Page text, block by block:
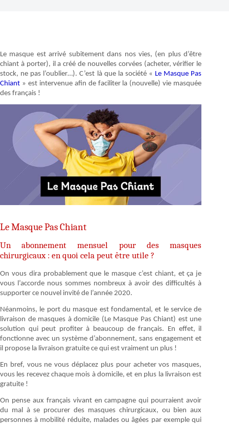
Le masque est arrivé subitement dans nos vies, (en plus d’être
chiant à porter), il a créé de nouvelles corvées (acheter, vérifier le
stock, ne pas l’oublier…). C’est là que la société « Le Masque Pas
Chiant » est intervenue afin de faciliter la (nouvelle) vie masquée
des français !
Le Masque Pas Chiant
Un abonnement mensuel pour des masques
chirurgicaux : en quoi cela peut être utile ?
On vous dira probablement que le masque c’est chiant, et ça je
vous l’accorde nous sommes nombreux à avoir des difficultés à
supporter ce nouvel invité de l’année 2020.
Néanmoins, le port du masque est fondamental, et le service de
livraison de masques à domicile (Le Masque Pas Chiant) est une
solution qui peut profiter à beaucoup de français. En effet, il
fonctionne avec un système d’abonnement, sans engagement et
il propose la livraison gratuite ce qui est vraiment un plus !
En bref, vous ne vous déplacez plus pour acheter vos masques,
vous les recevez chaque mois à domicile, et en plus la livraison est
gratuite !
On pense aux français vivant en campagne qui pourraient avoir
du mal à se procurer des masques chirurgicaux, ou bien aux
personnes à mobilité réduite, malades ou âgées par exemple qui